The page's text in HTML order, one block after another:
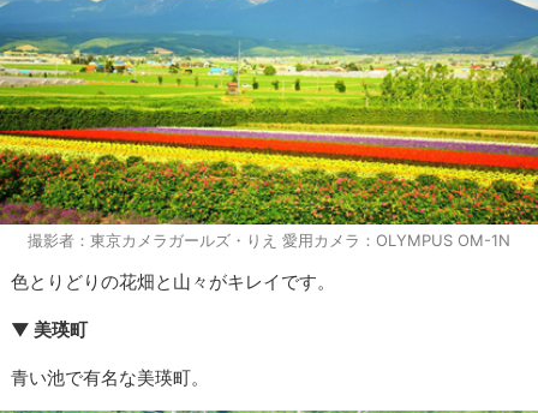
撮影者：東京カメラガールズ・りえ 愛用カメラ：OLYMPUS OM-1N
色とりどりの花畑と山々がキレイです。
▼ 美瑛町
青い池で有名な美瑛町。